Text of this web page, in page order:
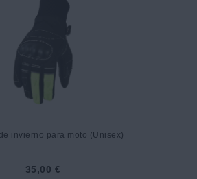
invierno para moto (Unisex)
35,00 €